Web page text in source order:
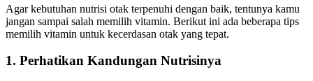
Agar kebutuhan nutrisi otak terpenuhi dengan baik, tentunya kamu
jangan sampai salah memilih vitamin. Berikut ini ada beberapa tips
memilih vitamin untuk kecerdasan otak yang tepat.
1. Perhatikan Kandungan Nutrisinya